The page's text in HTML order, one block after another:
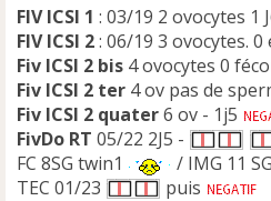
FIV ICSI 1 : 03/19 2 ovocytes 1
FIV ICSI 2: 06/19 3 ovocytes.
Fiv ICSI 2 bis 4 ovocytes 0
Fiv ICSI 2 ter 4 ov pas de
Fiv ICSI 2 quater6 ov - 1j5
FivDo RT 05/22 2J5 -
FC 8SG twin1
/ IMG 11
TEC 01/23
puis